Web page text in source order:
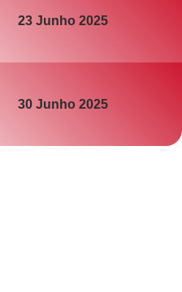
23 Junho 2025
30 Junho 2025